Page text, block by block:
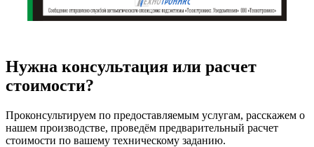
Нужна консультация или расчет
стоимости?
Проконсультируем по предоставляемым услугам, расскажем о
нашем производстве, проведём предварительный расчет
стоимости по вашему техническому заданию.